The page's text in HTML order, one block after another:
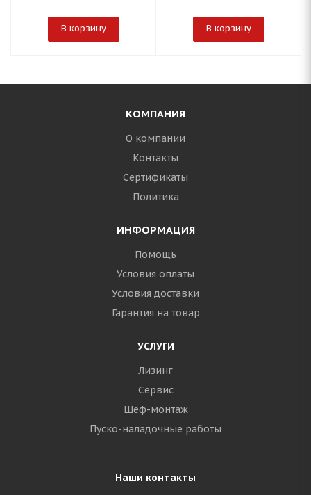
В корзину В корзину
КОМПАНИЯ
О компании
Контакты
Сертификаты
Политика
ИНФОРМАЦИЯ
Помощь
Условия оплаты
Условия доставки
Гарантия на товар
УСЛУГИ
Лизинг
Сервис
Шеф-монтаж
Пуско-наладочные работы
Наши контакты